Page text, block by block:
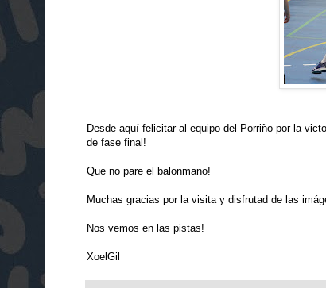
Desde aquí felicitar al equipo del Porriño por la
de fase final!
Que no pare el balonmano!
Muchas gracias por la visita y disfrutad de las
Nos vemos en las pistas!
XoelGil